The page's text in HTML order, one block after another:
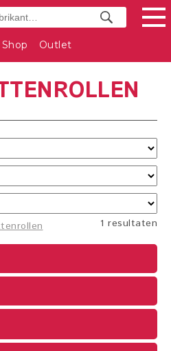
Shop Outlet
1 resultaten